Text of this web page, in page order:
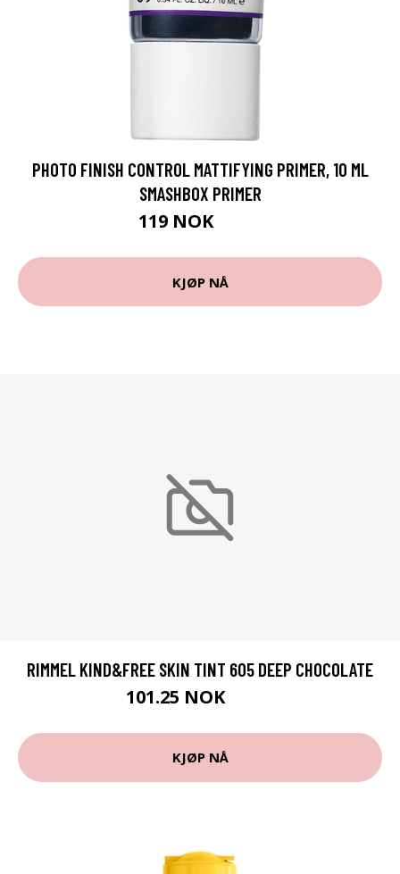
PHOTO FINISH CONTROL MATTIFYING PRIMER, 10 ML
SMASHBOX PRIMER
119 NOK
KJØP NÅ
RIMMEL KIND&FREE SKIN TINT 605 DEEP CHOCOLATE
101.25 NOK
KJØP NÅ